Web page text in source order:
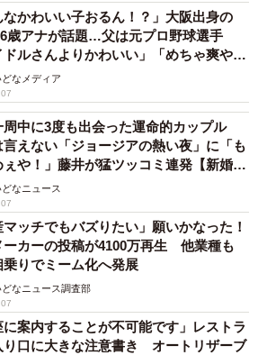
なかわいい子おるん！？」大阪出身の
歳アナが話題…父は元プロ野球選手
ドルさんよりかわいい」「めちゃ爽や
どなメディア
周中に3度も出会った運命的カップル
言えない「ジョージアの熱い夜」に「も
ぇや！」藤井が猛ツッコミ連発【新婚さ
どなニュース
マッチでもバズりたい」願いかなった！
ーカーの投稿が4100万再生 他業種も
乗りでミーム化へ発展
どなニュース調査部
に案内することが不可能です」レストラ
り口に大きな注意書き オートリザーブ